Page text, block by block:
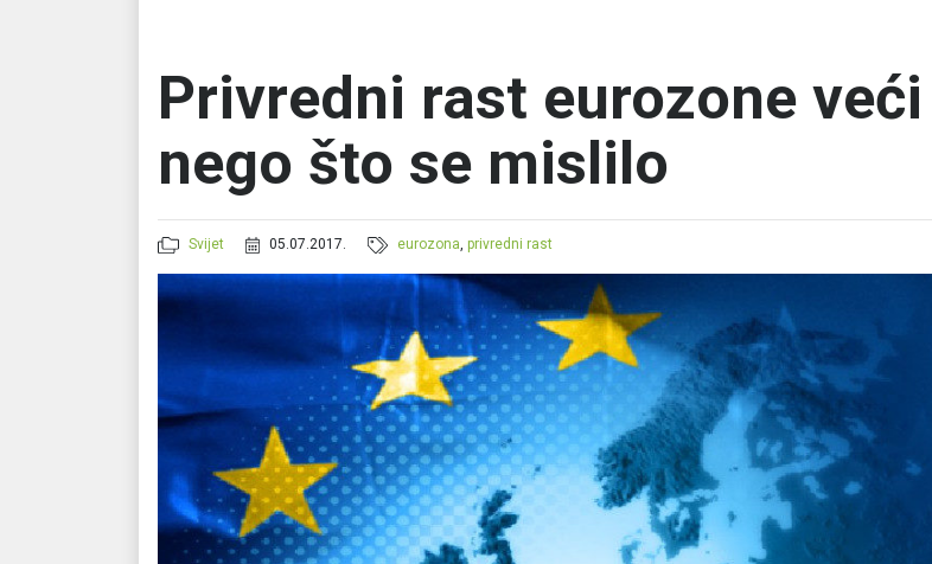
Privredni rast eurozone veći
nego što se mislilo
Svijet 05.07.2017. eurozona,privredni rast